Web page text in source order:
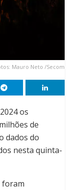
Mauro Neto /Secom
os
de
dados do
nesta quinta-
foram